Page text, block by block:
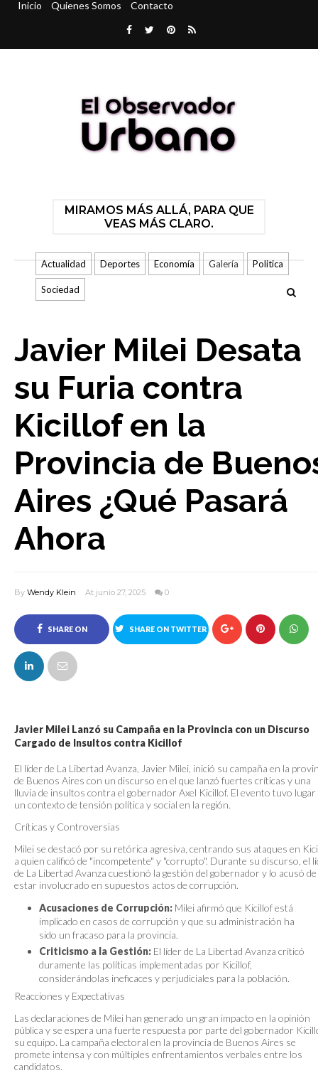
Inicio Quienes Somos Contacto
MIRAMOS MÁS ALLÁ, PARA QUE
VEAS MÁS CLARO.
Actualidad Deportes Economía Galería Politica
Sociedad
Javier Milei Desata
su Furia contra
Kicillof en la
Provincia de
Aires ¿Qué Pasará
Ahora
By Wendy Klein At junio 27, 2025 0
SHARE ON
FACEBOOK
SHARE ON TWITTER
Javier Milei Lanzó su Campaña en la Provincia con un Discurso
Cargado de Insultos contra Kicillof
El líder de La Libertad Avanza, Javier Milei, inició su campaña en la
de Buenos Aires con un discurso en el que lanzó fuertes críticas y una
lluvia de insultos contra el gobernador Axel Kicillof. El evento tuvo lugar
un contexto de tensión política y social en la región.
Críticas y Controversias
Milei se destacó por su retórica agresiva, centrando sus ataques en
a quien calificó de "incompetente" y "corrupto". Durante su discurso, el
de La Libertad Avanza cuestionó la gestión del gobernador y lo acusó de
estar involucrado en supuestos actos de corrupción.
Acusaciones de Corrupción: Milei afirmó que Kicillof está
implicado en casos de corrupción y que su administración ha
sido un fracaso para la provincia.
Criticismo a la Gestión: El líder de La Libertad Avanza criticó
duramente las políticas implementadas por Kicillof,
considerándolas ineficaces y perjudiciales para la población.
Reacciones y Expectativas
Las declaraciones de Milei han generado un gran impacto en la opinión
pública y se espera una fuerte respuesta por parte del gobernador
su equipo. La campaña electoral en la provincia de Buenos Aires se
promete intensa y con múltiples enfrentamientos verbales entre los
candidatos.